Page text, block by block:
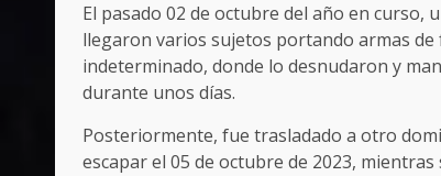
El pasado 02 de octubre del año en
llegaron varios sujetos portando armas
indeterminado, donde lo desnudaron y
durante unos días.
Posteriormente, fue trasladado a otro
escapar el 05 de octubre de 2023,